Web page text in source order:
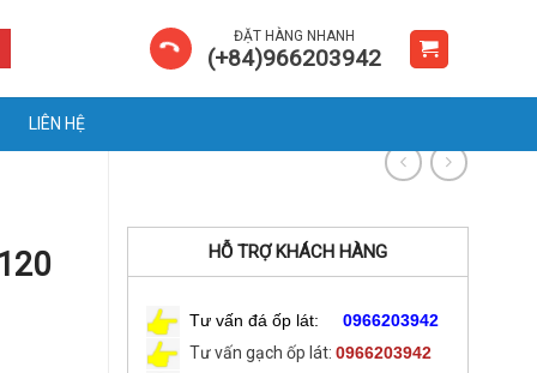
ĐẶT HÀNG NHANH
(+84)966203942
LIÊN HỆ
HỖ TRỢ KHÁCH HÀNG
Tư vấn đá ốp lát: 0966203942
Tư vấn gạch ốp lát: 0966203942